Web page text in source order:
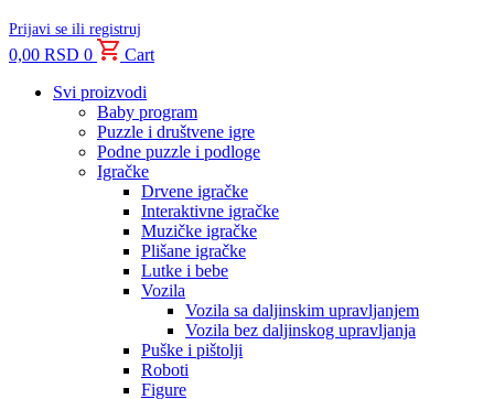
Prijavi se ili registruj
0,00 RSD 0
Cart
Svi proizvodi
Baby program
Puzzle i društvene igre
Podne puzzle i podloge
Igračke
Drvene igračke
Interaktivne igračke
Muzičke igračke
Plišane igračke
Lutke i bebe
Vozila
Vozila sa daljinskim upravljanjem
Vozila bez daljinskog upravljanja
Puške i pištolji
Roboti
Figure